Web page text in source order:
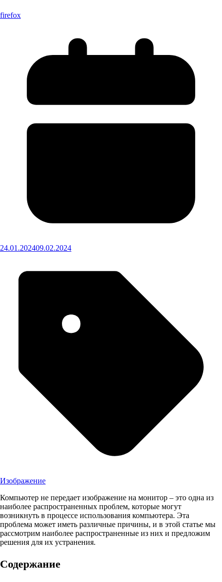
firefox
24.01.202409.02.2024
Изображение
Компьютер не передает изображение на монитор – это одна из
наиболее распространенных проблем, которые могут
возникнуть в процессе использования компьютера. Эта
проблема может иметь различные причины, и в этой статье мы
рассмотрим наиболее распространенные из них и предложим
решения для их устранения.
Содержание